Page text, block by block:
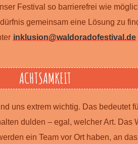
Festival so barrierefrei wie
gemeinsam eine Lösung zu
inklusion@waldoradofestival.de
ACHTSAMKEIT
uns extrem wichtig. Das bedeutet
dulden – egal, welcher Art. Das
ein Team vor Ort haben, an